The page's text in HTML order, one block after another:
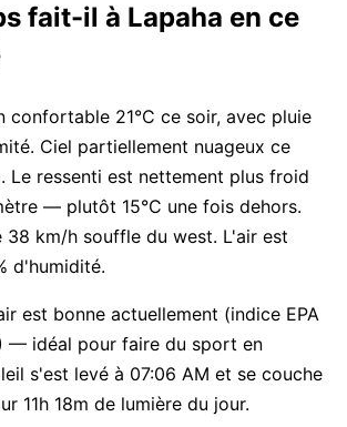
fait-il à Lapaha en ce
confortable 21°C ce soir, avec pluie
Ciel partiellement nuageux ce
Le ressenti est nettement plus froid
— plutôt 15°C une fois dehors.
km/h souffle du west. L'air est
d'humidité.
est bonne actuellement (indice EPA
— idéal pour faire du sport en
s'est levé à 07:06 AM et se couche
11h 18m de lumière du jour.